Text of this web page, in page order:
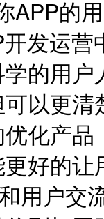
的
发运
的用
以更
化产
好的让
户交